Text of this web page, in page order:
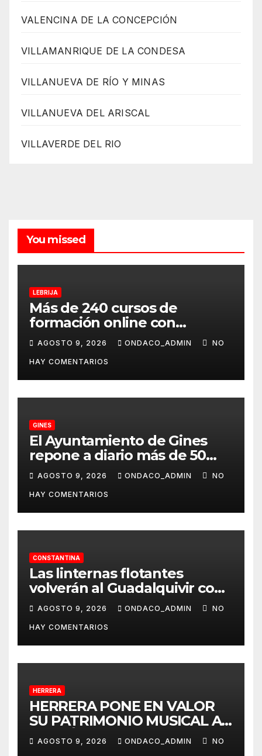
VALENCINA DE LA CONCEPCIÓN
VILLAMANRIQUE DE LA CONDESA
VILLANUEVA DE RÍO Y MINAS
VILLANUEVA DEL ARISCAL
VILLAVERDE DEL RIO
You missed
LEBRIJA
Más de 240 cursos de
formación online con
certificación oficial,
disponibles desde
septiembre a través del
programa Aula Mentor en
Lebrija
AGOSTO 9, 2026 ONDACO_ADMIN NO
HAY COMENTARIOS
GINES
El Ayuntamiento de Gines
repone a diario más de 50
dispensadores de bolsas para
la recogida de desechos de
mascotas
AGOSTO 9, 2026 ONDACO_ADMIN NO
HAY COMENTARIOS
CONSTANTINA
Las linternas flotantes
volverán al Guadalquivir con
la Ceremonia Tōrō Nagashi
de Coria del Río
AGOSTO 9, 2026 ONDACO_ADMIN NO
HAY COMENTARIOS
HERRERA
HERRERA PONE EN VALOR
SU PATRIMONIO MUSICAL A
TRAVÉS DEL PROYECTO
«MUSICALIZA HERRERA»
AGOSTO 9, 2026 ONDACO_ADMIN NO